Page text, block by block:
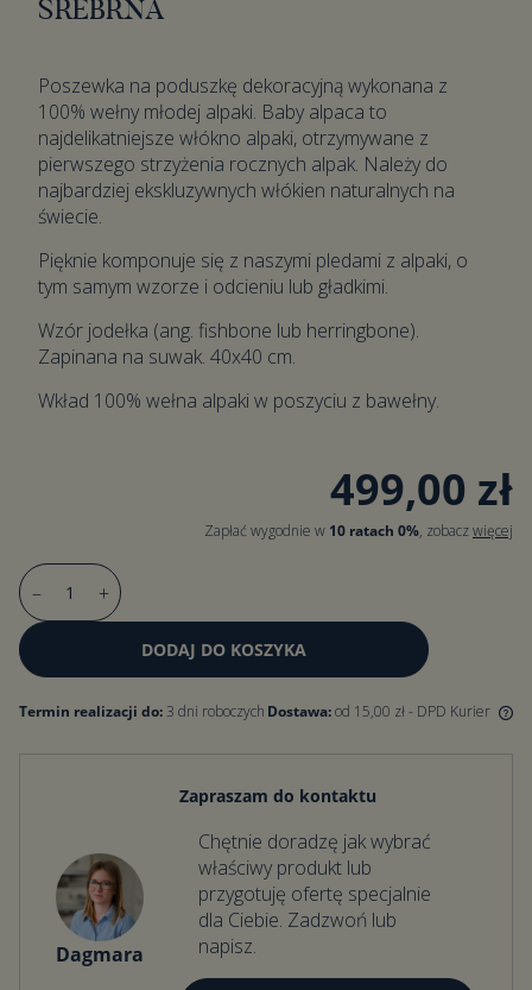
SREBRNA
Poszewka na poduszkę dekoracyjną wykonana z
100% wełny młodej alpaki. Baby alpaca to
najdelikatniejsze włókno alpaki, otrzymywane z
pierwszego strzyżenia rocznych alpak. Należy do
najbardziej ekskluzywnych włókien naturalnych na
świecie.
Pięknie komponuje się z naszymi pledami z alpaki, o
tym samym wzorze i odcieniu lub gładkimi.
Wzór jodełka (ang. fishbone lub herringbone).
Zapinana na suwak. 40x40 cm.
Wkład 100% wełna alpaki w poszyciu z bawełny.
499,00 zł
Zapłać wygodnie w 10 ratach 0%, zobaczwięcej
– +
DODAJ DO KOSZYKA
Termin realizacji do:3 dni roboczych Dostawa:od 15,00 zł- DPD Kurier
Dagmara
Zapraszam do kontaktu
Chętnie doradzę jak wybrać
właściwy produkt lub
przygotuję ofertę specjalnie
dla Ciebie. Zadzwoń lub
napisz.